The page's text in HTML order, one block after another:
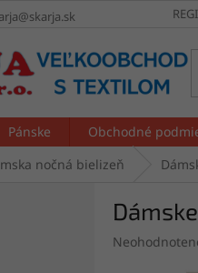
Pánske Obchodné
nočná bielizeň
Priemerné